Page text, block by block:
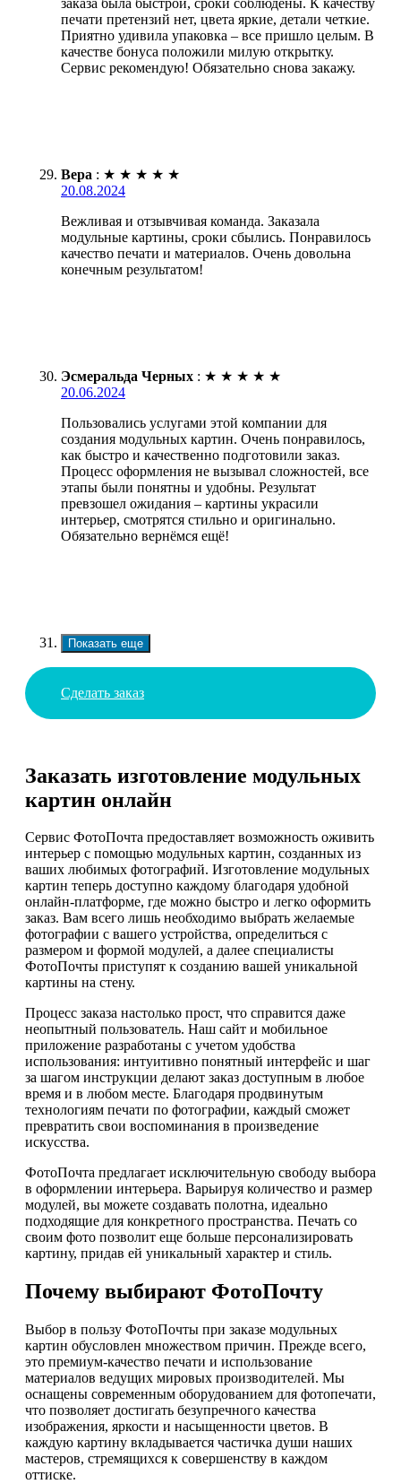
печати претензий нет, цвета яркие, детали четкие.
Приятно удивила упаковка – все пришло целым. В
качестве бонуса положили милую открытку.
Сервис рекомендую! Обязательно снова закажу.
Вера : ★ ★ ★ ★ ★
20.08.2024
Вежливая и отзывчивая команда. Заказала
модульные картины, сроки сбылись. Понравилось
качество печати и материалов. Очень довольна
конечным результатом!
Эсмеральда Черных : ★ ★ ★ ★ ★
20.06.2024
Пользовались услугами этой компании для
создания модульных картин. Очень понравилось,
как быстро и качественно подготовили заказ.
Процесс оформления не вызывал сложностей, все
этапы были понятны и удобны. Результат
превзошел ожидания – картины украсили
интерьер, смотрятся стильно и оригинально.
Обязательно вернёмся ещё!
Показать еще
Сделать заказ
Заказать изготовление модульных
картин онлайн
Сервис ФотоПочта предоставляет возможность оживить
интерьер с помощью модульных картин, созданных из
ваших любимых фотографий. Изготовление модульных
картин теперь доступно каждому благодаря удобной
онлайн-платформе, где можно быстро и легко оформить
заказ. Вам всего лишь необходимо выбрать желаемые
фотографии с вашего устройства, определиться с
размером и формой модулей, а далее специалисты
ФотоПочты приступят к созданию вашей уникальной
картины на стену.
Процесс заказа настолько прост, что справится даже
неопытный пользователь. Наш сайт и мобильное
приложение разработаны с учетом удобства
использования: интуитивно понятный интерфейс и шаг
за шагом инструкции делают заказ доступным в любое
время и в любом месте. Благодаря продвинутым
технологиям печати по фотографии, каждый сможет
превратить свои воспоминания в произведение
искусства.
ФотоПочта предлагает исключительную свободу выбора
в оформлении интерьера. Варьируя количество и размер
модулей, вы можете создавать полотна, идеально
подходящие для конкретного пространства. Печать со
своим фото позволит еще больше персонализировать
картину, придав ей уникальный характер и стиль.
Почему выбирают ФотоПочту
Выбор в пользу ФотоПочты при заказе модульных
картин обусловлен множеством причин. Прежде всего,
это премиум-качество печати и использование
материалов ведущих мировых производителей. Мы
оснащены современным оборудованием для фотопечати,
что позволяет достигать безупречного качества
изображения, яркости и насыщенности цветов. В
каждую картину вкладывается частичка души наших
мастеров, стремящихся к совершенству в каждом
оттиске.